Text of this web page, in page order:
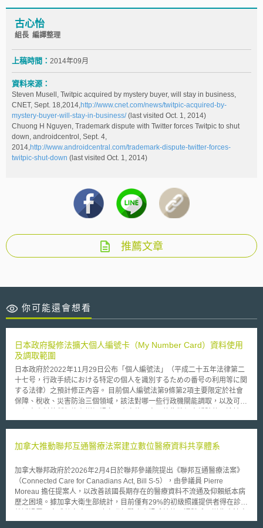
古心怡
組長 編譯整理
上稿時間： 2014年09月
資料來源：
Steven Musell, Twitpic acquired by mystery buyer, will stay in business,
CNET, Sept. 18,2014,http://www.cnet.com/news/twitpic-acquired-by-
mystery-buyer-will-stay-in-business/(last visited Oct. 1, 2014)
Chuong H Nguyen, Trademark dispute with Twitter forces Twitpic to shut
down, androidcentrol, Sept. 4,
2014,http://www.androidcentral.com/trademark-dispute-twitter-forces-
twitpic-shut-down (last visited Oct. 1, 2014)
推薦文章
你可能還會想看
日本政府擬修法擴大個人編號卡（My Number Card）資料使用
及調取範圍
日本政府於2022年11月29日公布「個人編號法」（平成二十五年法律第二
十七号，行政手続における特定の個人を識別するための番号の利用等に関
する法律）之預計修正內容。 目前個人編號法第9條第2項主要限定於社會
保障、稅收、災害防治三個領域，該法對哪一些行政機關能調取，以及可調
大，除了前揭所提三個領域外，將再包括國家資格管理、汽車登記以及外籍
用途與增加運用彈性，此次修法重點之一在於擴大該法第4章第19條特定個
（基於國會立法授權，而由行政部門所頒訂，具有對外法拘束力，類似我國
法規命令位階），讓政府及相關機關能在有需要時即可蒐集特定個人編號，
以迅速、彈性地對應外在情況。 本案若經國會審議通過後，細節部分還需
約時二年修改作業系統，最快預定令和7年（2025年度）施行。其他修正重
加拿大推動聯邦互通醫療法案建立數位醫療資料共享體系
加拿大聯邦政府於2026年2月4日於聯邦參議院提出《聯邦互通醫療法案》
（Connected Care for Canadians Act, Bill S-5），由參議員 Pierre
Moreau 擔任提案人，以改善該國長期存在的醫療資料不流通及仰賴紙本病
歷之困境。據加拿大衛生部統計，目前僅有29%的初級照護提供者得在診所
之核心目標。 法案條文草案揭示兩大重點，其一為課予醫療資訊科技供應